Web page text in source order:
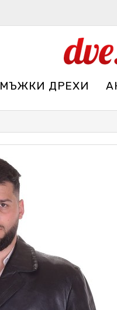
МЪЖКИ ДРЕХИ